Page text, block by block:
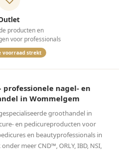
producten en
voor professionals
voorraad strekt
professionele nagel- en
in Wommelgem
groothandel in
en pedicureproducten voor
en beautyprofessionals in
meer CND™, ORLY, IBD, NSI,